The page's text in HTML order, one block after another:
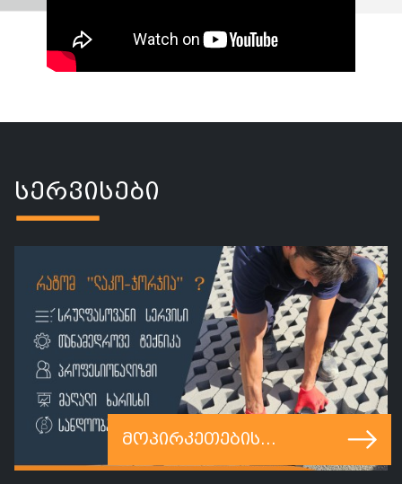
სერვისები
მოპირკეთების
სამუშაოები